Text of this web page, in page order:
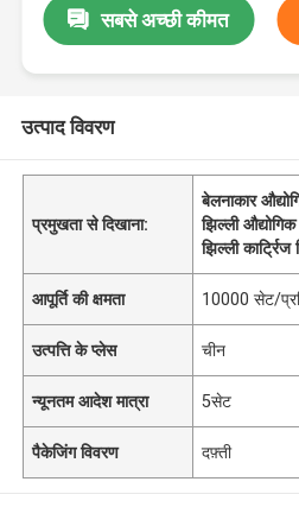
सबसे अच्छी कीमत
उत्पाद विवरण
प्रमुखता से दिखाना:
बेलनाकार
झिल्ली
झिल्ली
आपूर्ति की क्षमता 10000 सेट/
उत्पत्ति के प्लेस चीन
न्यूनतम आदेश मात्रा 5सेट
पैकेजिंग विवरण दफ़्ती